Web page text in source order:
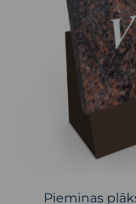
Piemiņas